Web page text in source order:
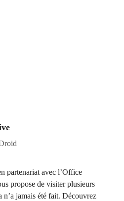
partenariat avec l’Office
propose de visiter plusieurs
n’a jamais été fait. Découvrez